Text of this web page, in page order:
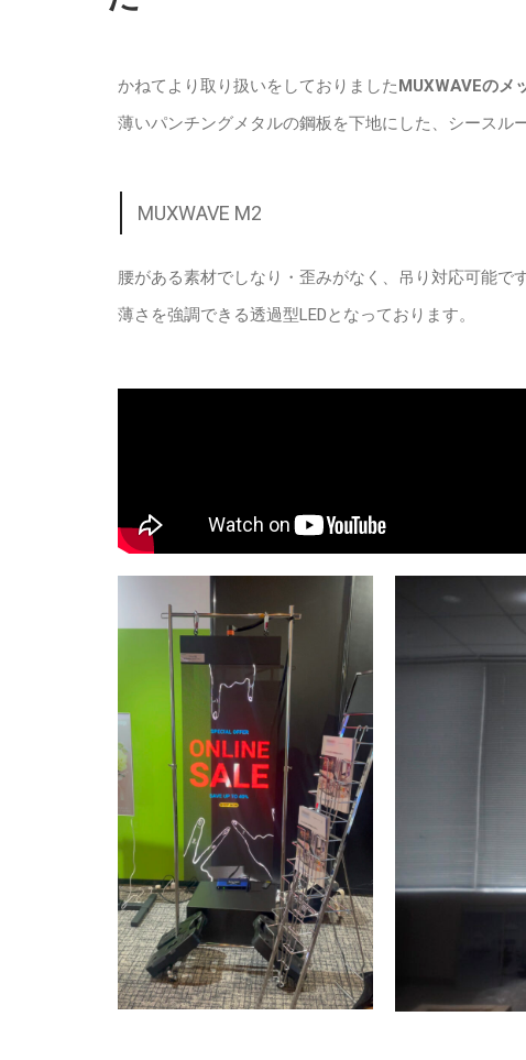
かねてより取り扱いをしておりました MUXWAVEのメ
薄いパンチングメタルの鋼板を下地にした、シースル
MUXWAVE M2​
腰がある素材でしなり・歪みがなく、吊り対応可能です
薄さを強調できる透過型LEDとなっております。